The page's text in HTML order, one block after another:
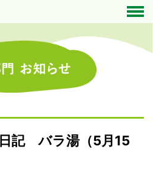
記 バラ湯（5月15